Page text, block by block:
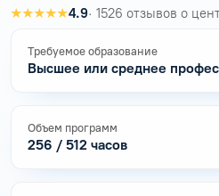
★★★★★4.9· 1526 отзывов о
Требуемое образование
Высшее или среднее
Объем программ
256 / 512 часов